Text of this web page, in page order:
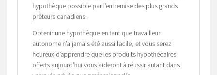
hypothèque possible par l’entremise des plus grands
prêteurs canadiens.
Obtenir une hypothèque en tant que travailleur
autonome n’a jamais été aussi facile, et vous serez
heureux d’apprendre que les produits hypothécaires
offerts aujourd’hui vous aideront à réussir autant dans